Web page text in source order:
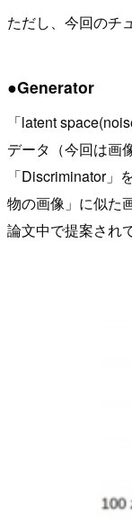
ただし、今回のチ
●Generator
「latent
データ（今回は画
「Discriminator」
物の画像」に似た
論文中で提案され